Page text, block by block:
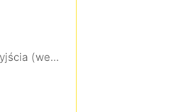
Backrooms. Bez wyjścia (wersja rozszerzona)